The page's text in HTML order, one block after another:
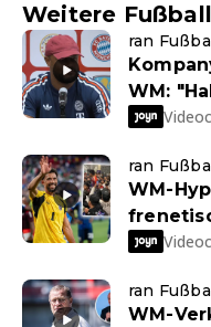
Weitere
ran
WM:
ran
WM-
ran
WM-